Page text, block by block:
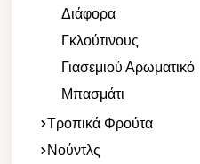
Διάφορα
Γκλούτινους
Γιασεμιού Αρωματικό
Μπασμάτι
Τροπικά Φρούτα
Νούντλς